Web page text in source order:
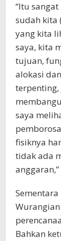
“Itu
sudah kita
yang kita
saya, kita
tujuan,
alokasi
saya
fisiknya
tidak ada
Sementara
Bahkan